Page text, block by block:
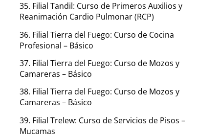
35. Filial Tandil: Curso de Primeros Auxilios y
Reanimación Cardio Pulmonar (RCP)
36. Filial Tierra del Fuego: Curso de Cocina
Profesional – Básico
37. Filial Tierra del Fuego: Curso de Mozos y
Camareras – Básico
38. Filial Tierra del Fuego: Curso de Mozos y
Camareras – Básico
39. Filial Trelew: Curso de Servicios de Pisos –
Mucamas